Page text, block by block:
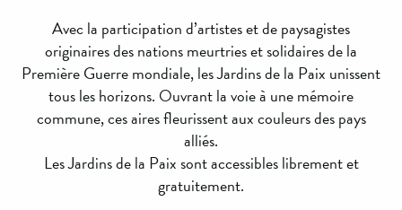
Avec la participation d’artistes et de paysagistes
originaires des nations meurtries et solidaires de la
Première Guerre mondiale, les Jardins de la Paix unissent
tous les horizons. Ouvrant la voie à une mémoire
commune, ces aires fleurissent aux couleurs des pays
alliés.
Les Jardins de la Paix sont accessibles librement et
gratuitement.